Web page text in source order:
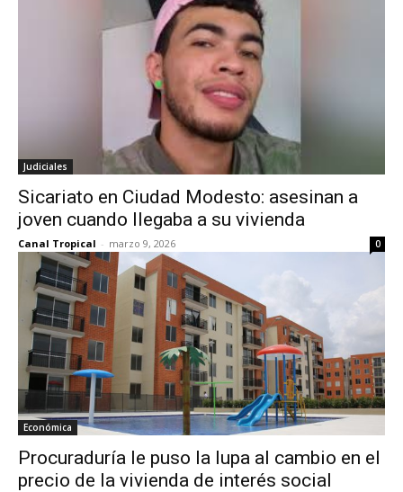
Judiciales
Sicariato en Ciudad Modesto: asesinan a
joven cuando llegaba a su vivienda
Canal Tropical - marzo 9, 2026 0
Económica
Procuraduría le puso la lupa al cambio en el
precio de la vivienda de interés social